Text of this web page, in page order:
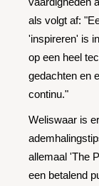
als volgt af:
'inspireren' is
op een heel
gedachten en
continu."
Weliswaar is
allemaal 'The
een betalend